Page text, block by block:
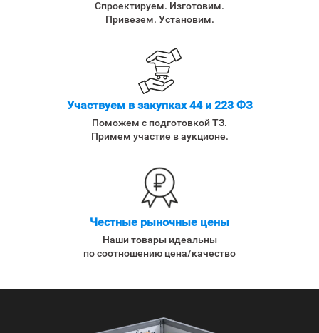
Спроектируем. Изготовим.
Привезем. Установим.
Участвуем в закупках 44 и 223 ФЗ
Поможем с подготовкой ТЗ.
Примем участие в аукционе.
Честные рыночные цены
Наши товары идеальны
по соотношению цена/качество